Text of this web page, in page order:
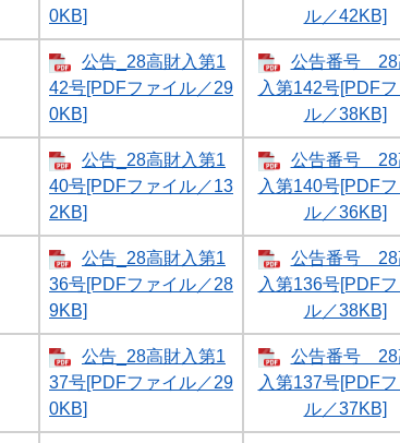
0KB]
ル／42KB]
公告_28高財入第1
42号[PDFファイル／29
0KB]
公告番号 28
入第142号[PDFフ
ル／38KB]
公告_28高財入第1
40号[PDFファイル／13
2KB]
公告番号 28
入第140号[PDFフ
ル／36KB]
公告_28高財入第1
36号[PDFファイル／28
9KB]
公告番号 28
入第136号[PDFフ
ル／38KB]
公告_28高財入第1
37号[PDFファイル／29
0KB]
公告番号 28
入第137号[PDFフ
ル／37KB]